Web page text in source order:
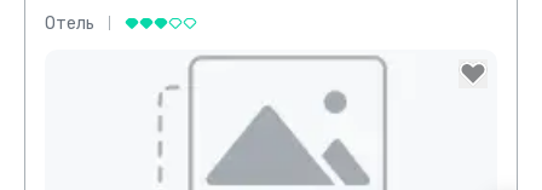
Отель